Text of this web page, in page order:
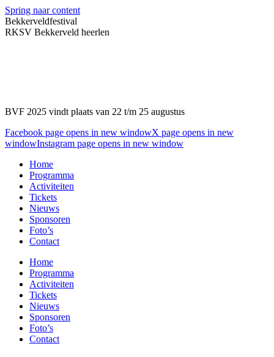
Spring naar content
Bekkerveldfestival
RKSV Bekkerveld heerlen
BVF 2025 vindt plaats van 22 t/m 25 augustus
Facebook page opens in new windowX page opens in new
windowInstagram page opens in new window
Home
Programma
Activiteiten
Tickets
Nieuws
Sponsoren
Foto’s
Contact
Home
Programma
Activiteiten
Tickets
Nieuws
Sponsoren
Foto’s
Contact